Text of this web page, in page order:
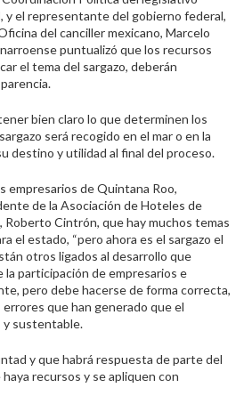
y el representante del gobierno federal,
del canciller mexicano, Marcelo
puntualizó que los recursos
el tema del sargazo, deberán
bien claro lo que determinen los
será recogido en el mar o en la
destino y utilidad al final del proceso.
empresarios de Quintana Roo,
de la Asociación de Hoteles de
Cintrón, que hay muchos temas
el estado, “pero ahora es el sargazo el
otros ligados al desarrollo que
participación de empresarios e
pero debe hacerse de forma correcta,
que han generado que el
y sustentable.
y que habrá respuesta de parte del
recursos y se apliquen con